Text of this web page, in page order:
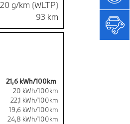
20 g/km (WLTP)
93 km
21,6 kWh/100km
20 kWh/100km
22,1 kWh/100km
19,6 kWh/100km
24,8 kWh/100km